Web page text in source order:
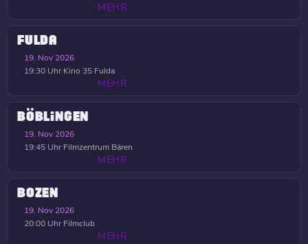
MEHR
FULDA
19. Nov 2026
19:30 Uhr Kino 35 Fulda
MEHR
BÖBLINGEN
19. Nov 2026
19:45 Uhr Filmzentrum Bären
MEHR
BOZEN
19. Nov 2026
20:00 Uhr Filmclub
MEHR